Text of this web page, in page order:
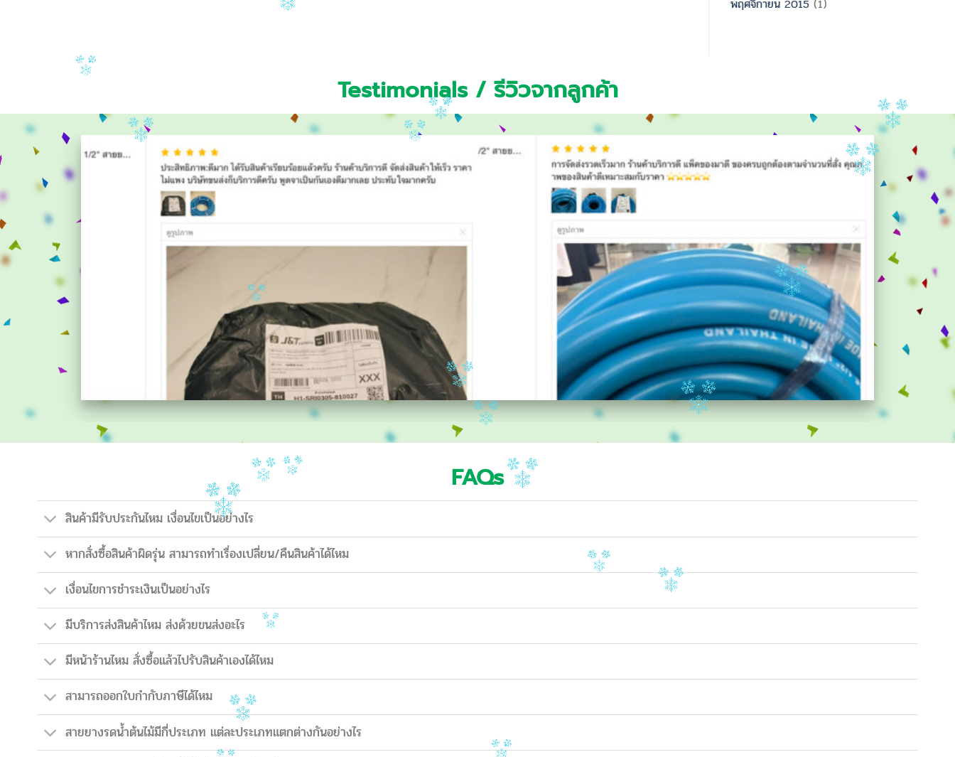
พฤศจิกายน 2015 (1)
Testimonials / รีวิวจากลูกค้า
FAQs
สินค้ามีรับประกันไหม เงื่อนไขเป็นอย่างไร
หากสั่งซื้อสินค้าผิดรุ่น สามารถทำเรื่องเปลี่ยน/คืนสินค้าได้ไหม
เงื่อนไขการชำระเงินเป็นอย่างไร
มีบริการส่งสินค้าไหม ส่งด้วยขนส่งอะไร
มีหน้าร้านไหม สั่งซื้อแล้วไปรับสินค้าเองได้ไหม
สามารถออกใบกำกับภาษีได้ไหม
สายยางรดน้ำต้นไม้มีกี่ประเภท แต่ละประเภทแตกต่างกันอย่างไร